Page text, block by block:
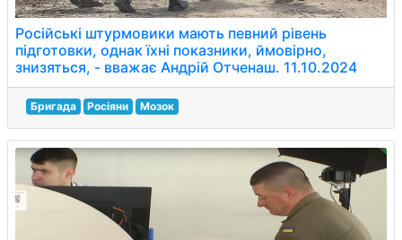
Російські штурмовики мають певний рівень
підготовки, однак їхні показники, ймовірно,
знизяться, - вважає Андрій Отченаш. 11.10.2024
Бригада Росіяни Мозок